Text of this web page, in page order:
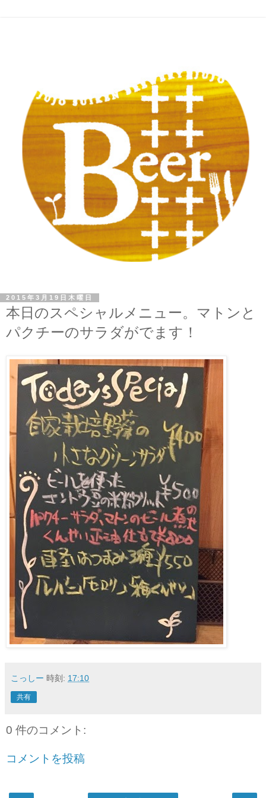
2015年3月19日木曜日
本日のスペシャルメニュー。マトンと
パクチーのサラダがでます！
こっしー 時刻: 17:10
共有
0 件のコメント:
コメントを投稿